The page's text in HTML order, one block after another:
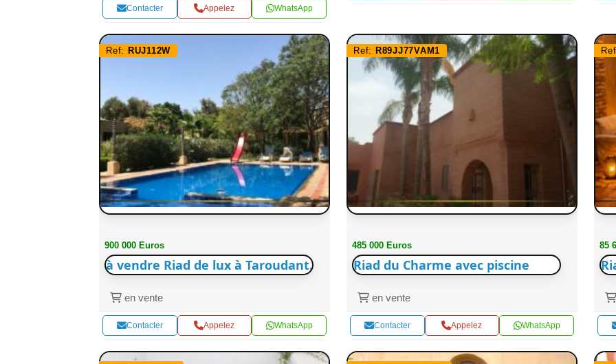
Contacter Appelez WhatsApp
Ref: RUJ112W
900 000 Euros
à vendre Riad de lux à Taroudant.
en vente
Contacter Appelez WhatsApp
Ref: R89JJ77VAM1
485 000 Euros
Riad du Charme avec piscine
en vente
Contacter Appelez WhatsApp
85